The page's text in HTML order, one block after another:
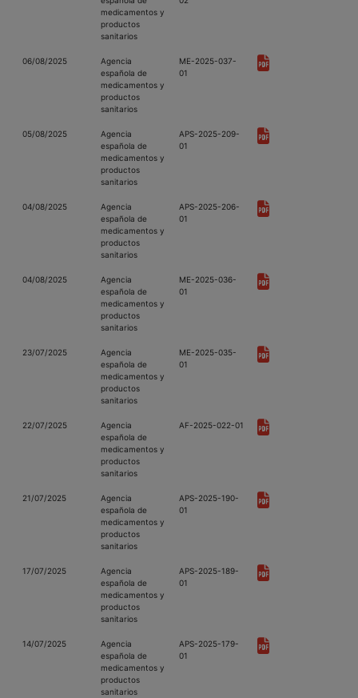
medicamentos y
productos
sanitarios
06/08/2025
Agencia
española de
medicamentos y
productos
sanitarios
ME-2025-037-
01
05/08/2025
Agencia
española de
medicamentos y
productos
sanitarios
APS-2025-209-
01
04/08/2025
Agencia
española de
medicamentos y
productos
sanitarios
APS-2025-206-
01
04/08/2025
Agencia
española de
medicamentos y
productos
sanitarios
ME-2025-036-
01
23/07/2025
Agencia
española de
medicamentos y
productos
sanitarios
ME-2025-035-
01
22/07/2025
Agencia
española de
medicamentos y
productos
sanitarios
AF-2025-022-01
21/07/2025
Agencia
española de
medicamentos y
productos
sanitarios
APS-2025-190-
01
17/07/2025
Agencia
española de
medicamentos y
productos
sanitarios
APS-2025-189-
01
14/07/2025
Agencia
española de
medicamentos y
productos
sanitarios
APS-2025-179-
01